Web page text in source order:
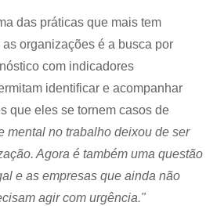
das práticas que mais tem
organizações é a busca por
com indicadores
identificar e acompanhar
que eles se tornem casos de
mental no trabalho deixou de ser
Agora é também uma questão
e as empresas que ainda não
agir com urgência."